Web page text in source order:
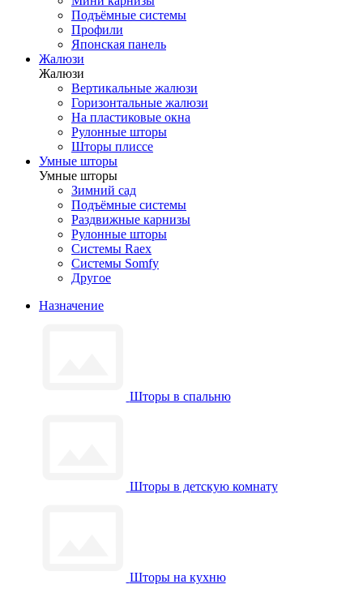
Подъёмные системы
Профили
Японская панель
Жалюзи
Жалюзи
Вертикальные жалюзи
Горизонтальные жалюзи
На пластиковые окна
Рулонные шторы
Шторы плиссе
Умные шторы
Умные шторы
Зимний сад
Подъёмные системы
Раздвижные карнизы
Рулонные шторы
Системы Raex
Системы Somfy
Другое
Назначение
Шторы в спальню
Шторы в детскую комнату
Шторы на кухню